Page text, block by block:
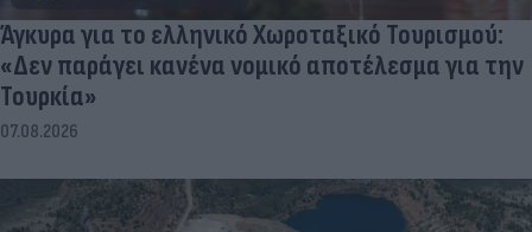
Άγκυρα για το ελληνικό Χωροταξικό Τουρισμού:
«Δεν παράγει κανένα νομικό αποτέλεσμα για την
Τουρκία»
07.08.2026